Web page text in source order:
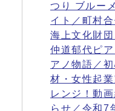
つり ブルー
イト／町村
海上文化財
仲道郁代ピ
アノ物語／
材・女性起
レンジ！動
らせ／令和7